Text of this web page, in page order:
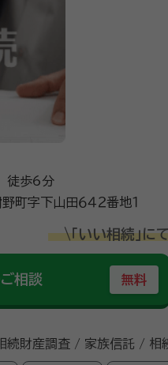
徒歩6分
町字下山田６４２番地１
\「いい相続」に
相談 無料
続財産調査 / 家族信託 /